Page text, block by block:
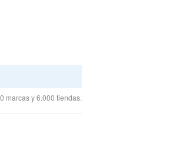
marcas y 6.000 tiendas.